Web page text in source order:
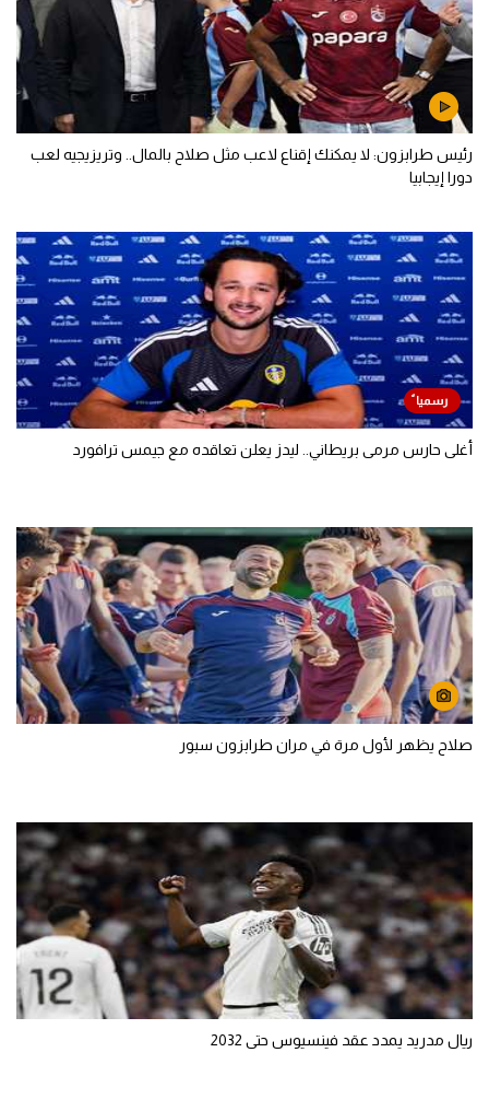
رئيس طرابزون: لا يمكنك إقناع لاعب مثل صلاح بالمال.. وتريزيجيه لعب
دورا إيجابيا
أغلى حارس مرمى بريطاني.. ليدز يعلن تعاقده مع جيمس ترافورد
صلاح يظهر لأول مرة في مران طرابزون سبور
ريال مدريد يمدد عقد فينسيوس حتى 2032